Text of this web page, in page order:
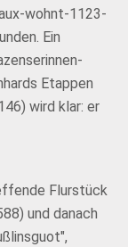
wohnt-1123-
Ein
Etappen
wird klar: er
Flurstück
und danach